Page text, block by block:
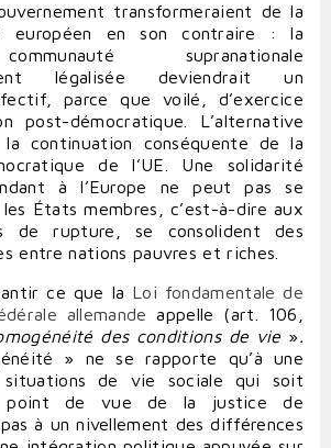
transformeraient de la
européen en son contraire : la
supranationale
légalisée deviendrait un
parce que voilé, d’exercice
post-démocratique. L’alternative
continuation conséquente de la
de l’UE. Une solidarité
à l’Europe ne peut pas se
États membres, c’est-à-dire aux
de rupture, se consolident des
entre nations pauvres et riches.
ce que la Loi fondamentale de
allemande appelle (art. 106,
des conditions de vie ».
» ne se rapporte qu’à une
situations de vie sociale qui soit
point de vue de la justice de
à un nivellement des différences